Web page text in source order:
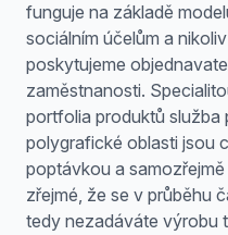
funguje na základě
sociálním účelům a
poskytujeme
zaměstnanosti.
portfolia produktů
polygrafické oblasti jsou
poptávkou a
zřejmé, že se v průběhu
tedy nezadáváte výrobu